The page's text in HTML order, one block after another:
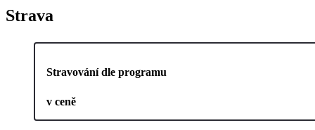
Strava
Stravování dle programu
v ceně